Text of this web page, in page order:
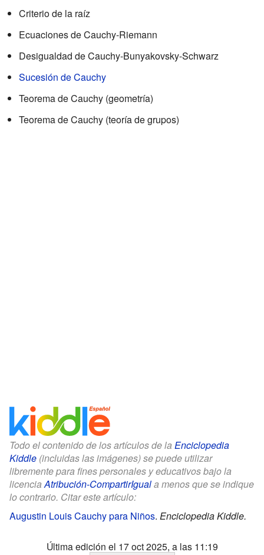
Criterio de la raíz
Ecuaciones de Cauchy-Riemann
Desigualdad de Cauchy-Bunyakovsky-Schwarz
Sucesión de Cauchy
Teorema de Cauchy (geometría)
Teorema de Cauchy (teoría de grupos)
Todo el contenido de los artículos de la Enciclopedia
Kiddle (incluidas las imágenes) se puede utilizar
libremente para fines personales y educativos bajo la
licenciaAtribución-CompartirIguala menos que se indique
lo contrario. Citar este artículo:
Augustin Louis Cauchy para Niños. Enciclopedia Kiddle.
Última edición el 17 oct 2025, a las 11:19